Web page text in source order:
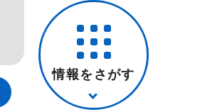
情報をさがす